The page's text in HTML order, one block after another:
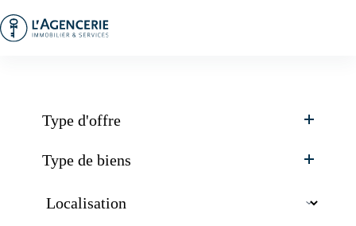
au
contenu
Type d'offre
Type de biens